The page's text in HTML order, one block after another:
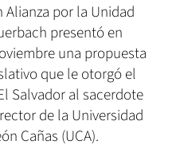
por la Unidad
presentó en
una propuesta
que le otorgó el
Salvador al sacerdote
de la Universidad
Cañas (UCA).